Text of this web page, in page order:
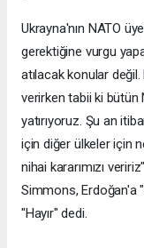
Ukrayna'nın NATO
gerektiğine vurgu
atılacak konular
verirken tabii ki bütün
yatırıyoruz. Şu an
için diğer ülkeler için
nihai kararımızı
Simmons, Erdoğan'a
"Hayır" dedi.